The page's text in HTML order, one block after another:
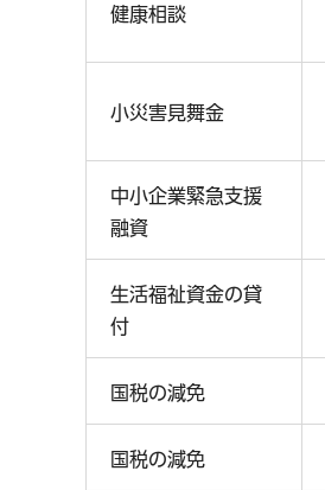
健康相談
小災害見舞金
中小企業緊急支援
融資
生活福祉資金の貸
付
国税の減免
国税の減免